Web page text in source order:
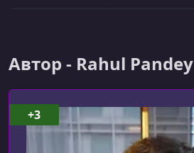
УРОК 7.
УРОК 8.
Create Scope
Автор - Rahul Pandey
+3